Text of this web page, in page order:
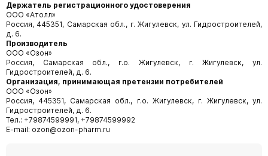
Держатель регистрационного удостоверения
ООО «Атолл»
Россия, 445351, Самарская обл., г. Жигулевск, ул. Гидростроителей,
д. 6.
Производитель
ООО «Озон»
Россия, Самарская обл., г.о. Жигулевск, г. Жигулевск, ул.
Гидростроителей, д. 6.
Организация, принимающая претензии потребителей
ООО «Озон»
Россия, 445351, Самарская обл., г.о. Жигулевск, г. Жигулевск, ул.
Гидростроителей, д. 6.
Тел.: +79874599991, +79874599992
E-mail: ozon@ozon-pharm.ru